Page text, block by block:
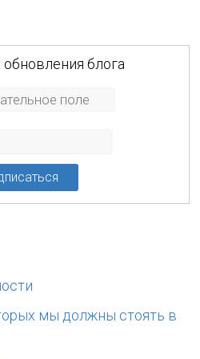
блога
мы должны стоять в